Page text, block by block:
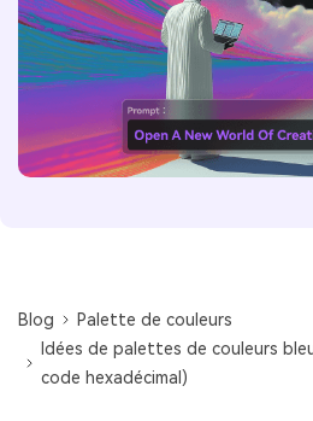
Blog
Palette de couleurs
Idées de palettes de couleurs
code hexadécimal)